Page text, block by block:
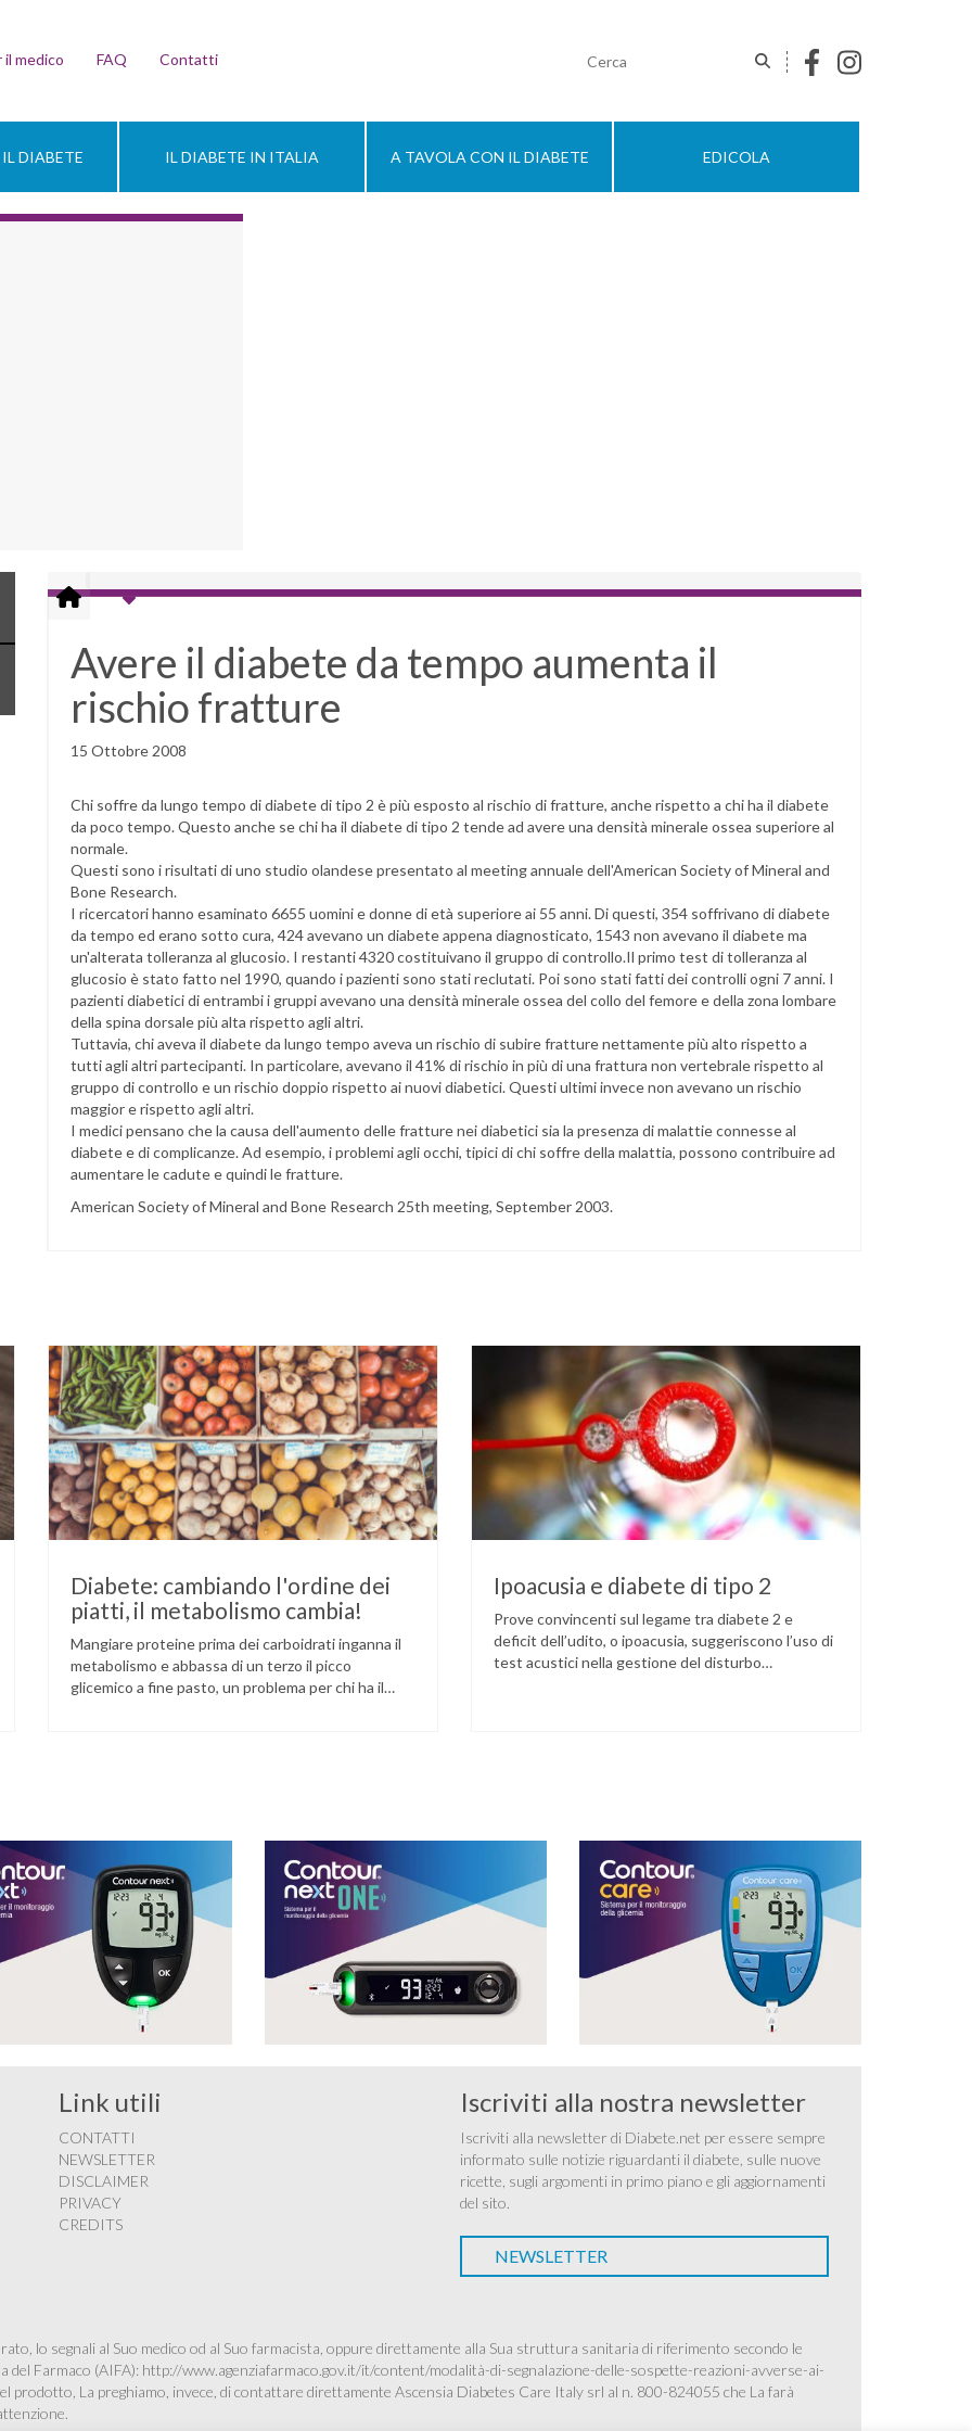
il medico FAQ Contatti
DIABETE IL DIABETE IN ITALIA A TAVOLA CON IL DIABETE EDICOLA
Avere il diabete da tempo aumenta il
rischio fratture
15 Ottobre 2008
Chi soffre da lungo tempo di diabete di tipo 2 è più esposto al rischio di fratture, anche rispetto a chi ha il diabete
da poco tempo. Questo anche se chi ha il diabete di tipo 2 tende ad avere una densità minerale ossea superiore al
normale.
Questi sono i risultati di uno studio olandese presentato al meeting annuale dell'American Society of Mineral and
Bone Research.
I ricercatori hanno esaminato 6655 uomini e donne di età superiore ai 55 anni. Di questi, 354 soffrivano di diabete
da tempo ed erano sotto cura, 424 avevano un diabete appena diagnosticato, 1543 non avevano il diabete ma
un'alterata tolleranza al glucosio. I restanti 4320 costituivano il gruppo di controllo.Il primo test di tolleranza al
glucosio è stato fatto nel 1990, quando i pazienti sono stati reclutati. Poi sono stati fatti dei controlli ogni 7 anni. I
pazienti diabetici di entrambi i gruppi avevano una densità minerale ossea del collo del femore e della zona lombare
della spina dorsale più alta rispetto agli altri.
Tuttavia, chi aveva il diabete da lungo tempo aveva un rischio di subire fratture nettamente più alto rispetto a
tutti agli altri partecipanti. In particolare, avevano il 41% di rischio in più di una frattura non vertebrale rispetto al
gruppo di controllo e un rischio doppio rispetto ai nuovi diabetici. Questi ultimi invece non avevano un rischio
maggior e rispetto agli altri.
I medici pensano che la causa dell'aumento delle fratture nei diabetici sia la presenza di malattie connesse al
diabete e di complicanze. Ad esempio, i problemi agli occhi, tipici di chi soffre della malattia, possono contribuire ad
aumentare le cadute e quindi le fratture.
American Society of Mineral and Bone Research 25th meeting, September 2003.
Diabete: cambiando l'ordine dei
piatti, il metabolismo cambia!
Mangiare proteine prima dei carboidrati inganna il
metabolismo e abbassa di un terzo il picco
glicemico a fine pasto, un problema per chi ha il
Ipoacusia e diabete di tipo 2
Prove convincenti sul legame tra diabete 2 e
deficit dell’udito, o ipoacusia, suggeriscono l’uso di
test acustici nella gestione del disturbo
Link utili
CONTATTI
NEWSLETTER
DISCLAIMER
PRIVACY
CREDITS
Iscriviti alla nostra newsletter
Iscriviti alla newsletter di Diabete.net per essere sempre
informato sulle notizie riguardanti il diabete, sulle nuove
ricette, sugli argomenti in primo piano e gli aggiornamenti
del sito.
NEWSLETTER
lo segnali al Suo medico od al Suo farmacista, oppure direttamente alla Sua struttura sanitaria di riferimento secondo le
del Farmaco (AIFA): http://www.agenziafarmaco.gov.it/it/content/modalità-di-segnalazione-delle-sospette-reazioni-avverse-ai-
prodotto, La preghiamo, invece, di contattare direttamente Ascensia Diabetes Care Italy srl al n. 800-824055 che La farà